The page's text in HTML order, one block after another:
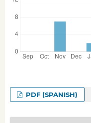
PDF (SPANISH)